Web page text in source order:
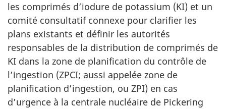
les comprimés d’iodure de potassium (KI) et un
comité consultatif connexe pour clarifier les
plans existants et définir les autorités
responsables de la distribution de comprimés de
KI dans la zone de planification du contrôle de
l’ingestion (ZPCI; aussi appelée zone de
planification d’ingestion, ou ZPI) en cas
d’urgence à la centrale nucléaire de Pickering